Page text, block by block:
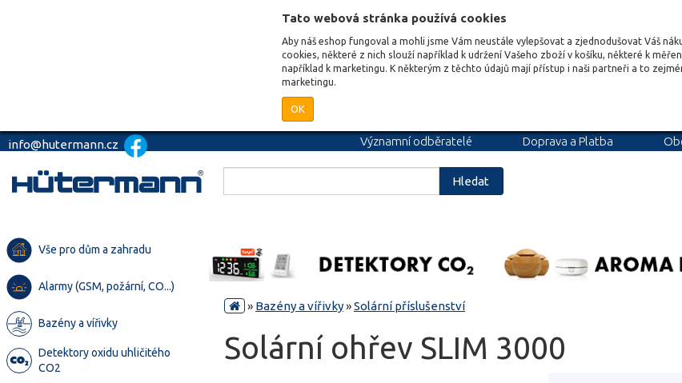
Tato webová stránka používá cookies
Aby náš eshop fungoval a mohli jsme Vám neustále vylepšovat a zjednodušovat Váš
cookies, některé z nich slouží například k udržení Vašeho zboží v košíku, některé k
například k marketingu. K některým z těchto údajů mají přístup i naši partneři a to
marketingu.
OK
info@hutermann.cz Významní odběratelé Doprava a Platba
Hledat
Vše pro dům a zahradu
Alarmy (GSM, požární, CO...)
Bazény a vířivky
Detektory oxidu uhličitého
CO2
» Bazény a vířivky»Solární příslušenství
Solární ohřev SLIM 3000